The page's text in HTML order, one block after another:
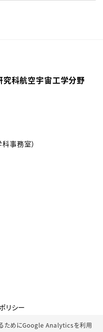
ためにGoogle Analyticsを利用
究科航空宇宙工学分野
事務室）
リシー